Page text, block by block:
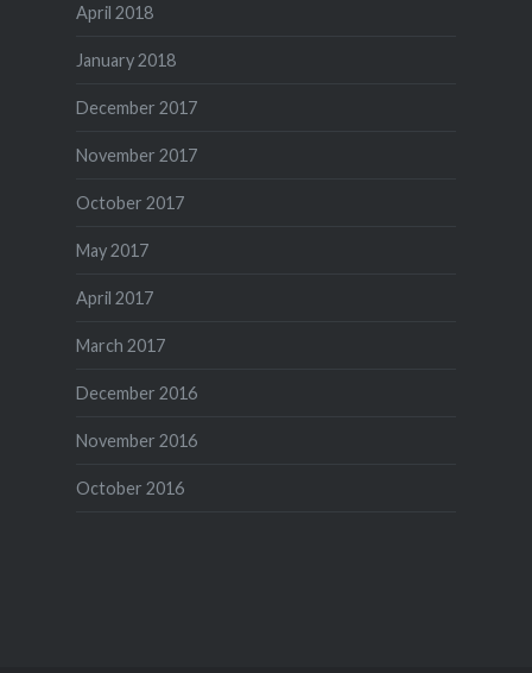
April 2018
January 2018
December 2017
November 2017
October 2017
May 2017
April 2017
March 2017
December 2016
November 2016
October 2016